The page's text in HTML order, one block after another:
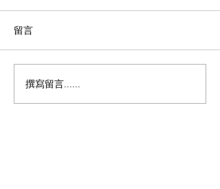
留言
撰寫留言......